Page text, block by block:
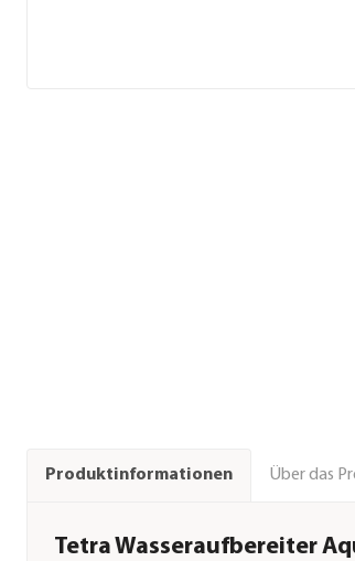
Produktinformationen Über das
Tetra Wasseraufbereiter